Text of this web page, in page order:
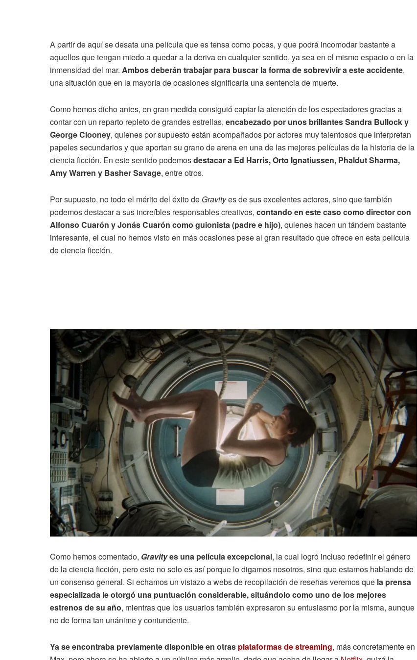
A partir de aquí se desata una película que es tensa como pocas, y que podrá incomodar bastante a
aquellos que tengan miedo a quedar a la deriva en cualquier sentido, ya sea en el mismo espacio o en la
inmensidad del mar. Ambos deberán trabajar para buscar la forma de sobrevivir a este accidente,
una situación que en la mayoría de ocasiones significaría una sentencia de muerte.
Como hemos dicho antes, en gran medida consiguió captar la atención de los espectadores gracias a
contar con un reparto repleto de grandes estrellas, encabezado por unos brillantes Sandra Bullock y
George Clooney, quienes por supuesto están acompañados por actores muy talentosos que interpretan
papeles secundarios y que aportan su grano de arena en una de las mejores películas de la historia de la
ciencia ficción. En este sentido podemosdestacar a Ed Harris, Orto Ignatiussen, Phaldut Sharma,
Amy Warren y Basher Savage, entre otros.
Por supuesto, no todo el mérito del éxito de Gravityes de sus excelentes actores, sino que también
podemos destacar a sus increíbles responsables creativos, contando en este caso como director con
Alfonso Cuarón y Jonás Cuarón como guionista (padre e hijo), quienes hacen un tándem bastante
interesante, el cual no hemos visto en más ocasiones pese al gran resultado que ofrece en esta película
de ciencia ficción.
Como hemos comentado, Gravityes una película excepcional, la cual logró incluso redefinir el género
de la ciencia ficción, pero esto no solo es así porque lo digamos nosotros, sino que estamos hablando de
un consenso general. Si echamos un vistazo a webs de recopilación de reseñas veremos que la prensa
especializada le otorgó una puntuación considerable, situándolo como uno de los mejores
estrenos de su año, mientras que los usuarios también expresaron su entusiasmo por la misma, aunque
no de forma tan unánime y contundente.
Ya se encontraba previamente disponible en otras plataformas de streaming, más concretamente en